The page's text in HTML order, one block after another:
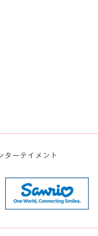
ターテイメント